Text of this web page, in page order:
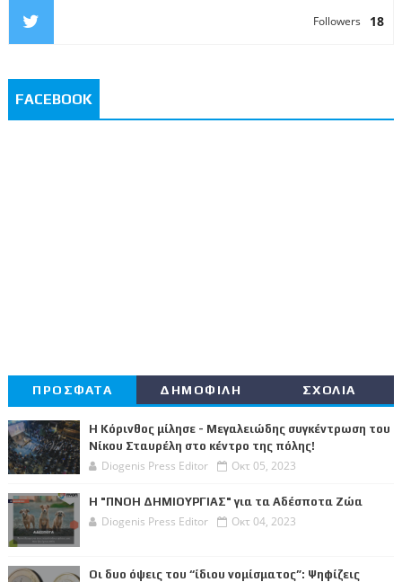
18
Followers
FACEBOOK
ΠΡΟΣΦΑΤΑ ΔΗΜΟΦΙΛΗ ΣΧΟΛΙΑ
Η Κόρινθος μίλησε - Μεγαλειώδης συγκέντρωση του
Νίκου Σταυρέλη στο κέντρο της πόλης!
Diogenis Press Editor Οκτ 05, 2023
Η "ΠΝΟΗ ΔΗΜΙΟΥΡΓΙΑΣ" για τα Αδέσποτα Ζώα
Diogenis Press Editor Οκτ 04, 2023
Οι δυο όψεις του “ίδιου νομίσματος”: Ψηφίζεις